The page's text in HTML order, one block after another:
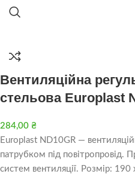
Вентиляційна
стельова Europlast
284,00 ₴
Europlast ND10GR —
патрубком під повітропровід.
систем вентиляції. Розмір: 190